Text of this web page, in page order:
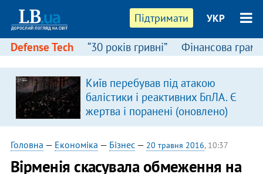
Підтримати УКР
Defense Tech “30 років гривні” Фінансова
Київ перебував під атакою
балістики і реактивних БпЛА. Є
жертва і поранені (оновлено)
Головна — Економіка — Бізнес— 20 травня 2016, 10:37
Вірменія скасувала обмеження на